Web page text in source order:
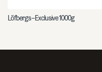
Löfbergs – Exclusive 1000g